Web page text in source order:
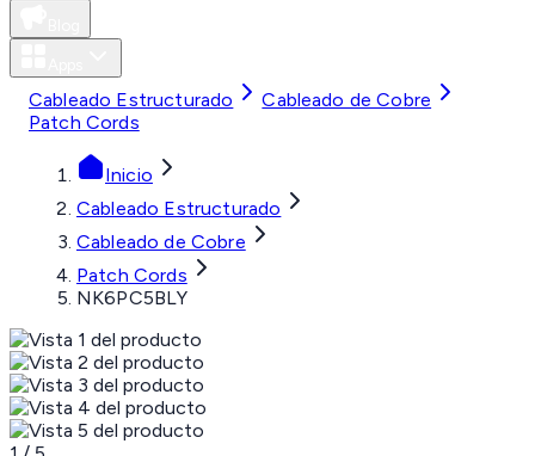
Cableado Estructurado
Cableado de Cobre
Patch Cords
Inicio
Cableado Estructurado
Cableado de Cobre
Patch Cords
NK6PC5BLY